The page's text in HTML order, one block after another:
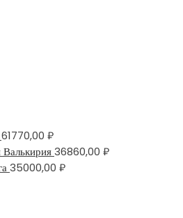
61770,00 ₽
Валькирия36860,00 ₽
35000,00 ₽